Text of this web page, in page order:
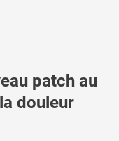
patch au
douleur